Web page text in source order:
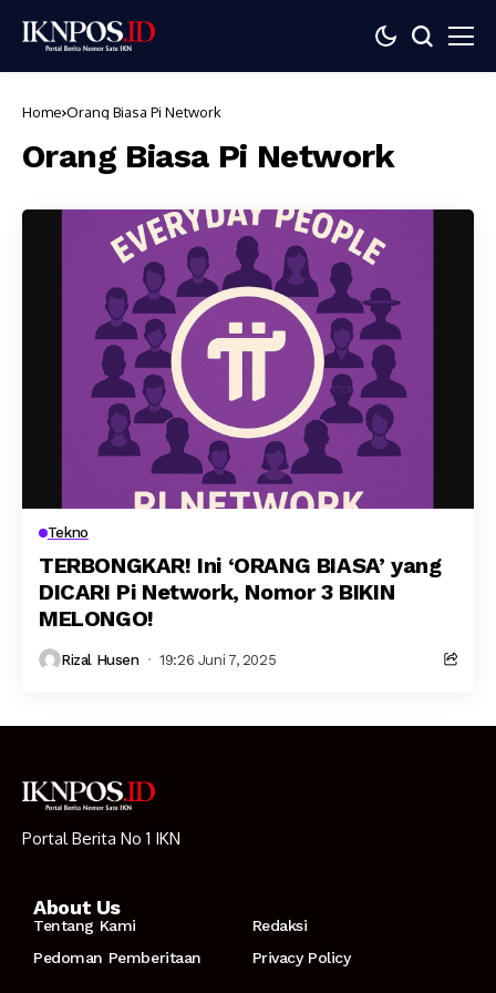
Home Orang Biasa Pi Network
Orang Biasa Pi Network
Tekno
TERBONGKAR! Ini ‘ORANG BIASA’ yang
DICARI Pi Network, Nomor 3 BIKIN
MELONGO!
Rizal Husen 19:26 Juni 7, 2025
Portal Berita No 1 IKN
About Us
Tentang Kami
Redaksi
Pedoman Pemberitaan
Privacy Policy